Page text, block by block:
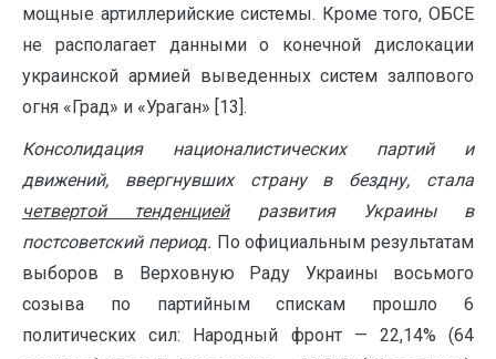
мощные артиллерийские системы. Кроме того, ОБСЕ
не располагает данными о конечной дислокации
украинской армией выведенных систем залпового
огня «Град» и «Ураган» [13].
Консолидация националистических партий и
движений, ввергнувших страну в бездну, стала
четвертой тенденциейразвития Украины в
постсоветский период. По официальным результатам
выборов в Верховную Раду Украины восьмого
созыва по партийным спискам прошло 6
политических сил: Народный фронт — 22,14% (64